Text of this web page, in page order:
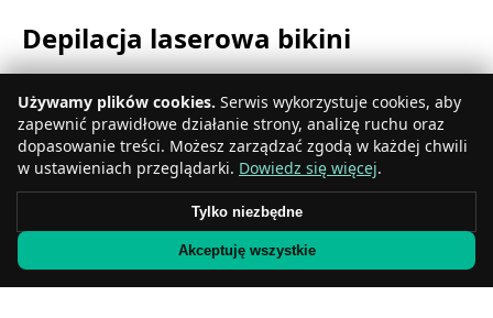
Depilacja laserowa bikini
Katowice
Gdynia
Częstochowa
Radom
Rzeszów
Sosnowiec
Gliwice
Używamy plików cookies. Serwis wykorzystuje cookies, aby
zapewnić prawidłowe działanie strony, analizę ruchu oraz
dopasowanie treści. Możesz zarządzać zgodą w każdej chwili
w ustawieniach przeglądarki. Dowiedz się więcej.
Tylko niezbędne
Akceptuję wszystkie